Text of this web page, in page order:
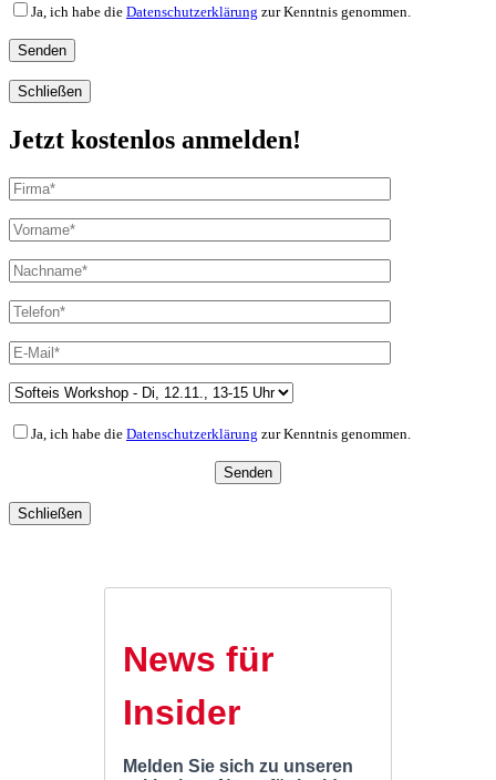
Ja, ich habe die Datenschutzerklärung zur Kenntnis genommen.
Schließen
Jetzt kostenlos anmelden!
Ja, ich habe die Datenschutzerklärung zur Kenntnis genommen.
Schließen